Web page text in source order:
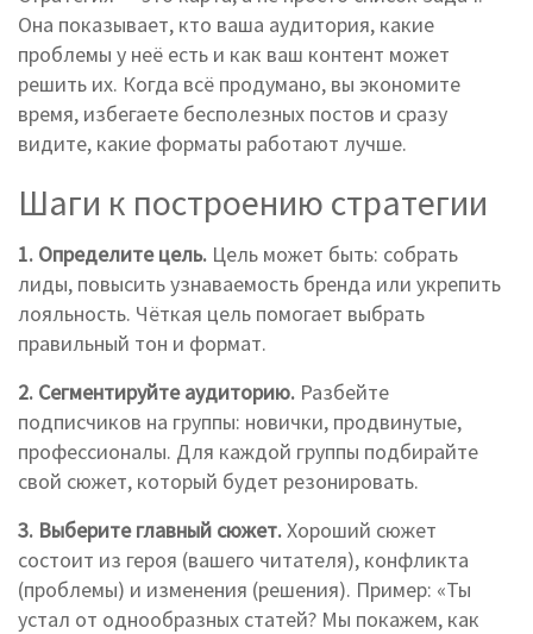
Она показывает, кто ваша аудитория, какие
проблемы у неё есть и как ваш контент может
решить их. Когда всё продумано, вы экономите
время, избегаете бесполезных постов и сразу
видите, какие форматы работают лучше.
Шаги к построению стратегии
1. Определите цель. Цель может быть: собрать
лиды, повысить узнаваемость бренда или укрепить
лояльность. Чёткая цель помогает выбрать
правильный тон и формат.
2. Сегментируйте аудиторию. Разбейте
подписчиков на группы: новички, продвинутые,
профессионалы. Для каждой группы подбирайте
свой сюжет, который будет резонировать.
3. Выберите главный сюжет.Хороший сюжет
состоит из героя (вашего читателя), конфликта
(проблемы) и изменения (решения). Пример: «Ты
устал от однообразных статей? Мы покажем, как